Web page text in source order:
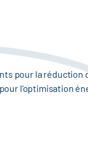
pour la réduction
l’optimisation